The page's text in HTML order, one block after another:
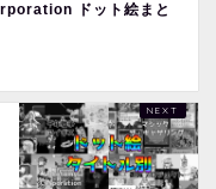
ドット絵まと